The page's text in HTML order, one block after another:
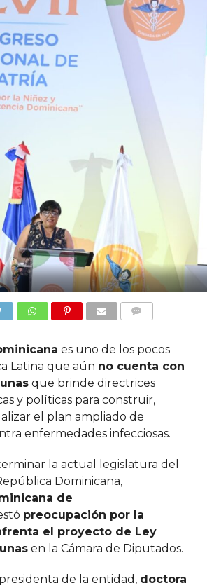
es uno de los pocos
Latina que aún no cuenta con
que brinde directrices
y políticas para construir,
el plan ampliado de
enfermedades infecciosas.
la actual legislatura del
Dominicana,
de
preocupación por la
el proyecto de Ley
en la Cámara de Diputados.
de la entidad, doctora